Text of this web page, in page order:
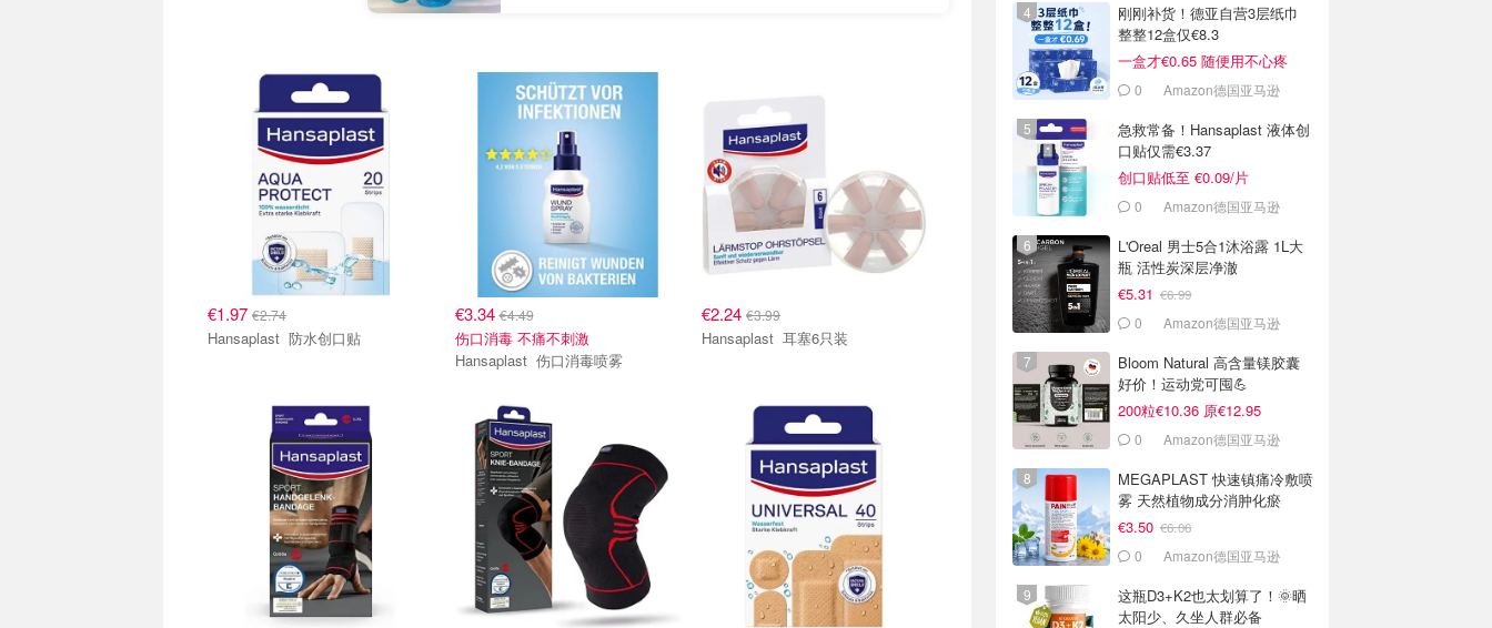
€1.97 €2.74
Hansaplast 防水创口贴
€3.34€4.49
伤口消毒 不痛不刺激
Hansaplast 伤口消毒喷雾
€2.24 €3.99
Hansaplast 耳塞6只装
刚刚补货！德亚自营3层纸巾
整整12盒仅€8.3
一盒才€0.65 随便用不心疼
0 Amazon德国亚马逊
急救常备！Hansaplast 液体创
口贴仅需€3.37
创口贴低至 €0.09/片
0 Amazon德国亚马逊
L'Oreal 男士5合1沐浴露 1L大
瓶 活性炭深层净澈
€5.31 €6.99
0 Amazon德国亚马逊
Bloom Natural 高含量镁胶囊
好价！运动党可囤💪
200粒€10.36 原€12.95
0 Amazon德国亚马逊
MEGAPLAST 快速镇痛冷敷喷
雾 天然植物成分消肿化瘀
€3.50 €6.06
0 Amazon德国亚马逊
这瓶D3+K2也太划算了！🌞晒
太阳少、久坐人群必备